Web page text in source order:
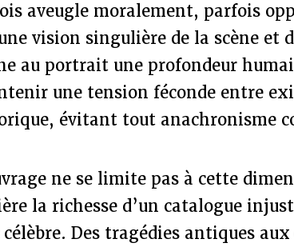
aveugle moralement, parfois
vision singulière de la scène et
au portrait une profondeur
une tension féconde entre
évitant tout anachronisme
ne se limite pas à cette
la richesse d’un catalogue
célèbre. Des tragédies antiques